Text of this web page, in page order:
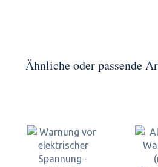
Ähnliche oder passende